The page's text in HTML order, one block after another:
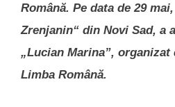
Română. Pe data de 29
Zrenjanin“ din Novi Sad, a
„Lucian Marina”, organizat
Limba Română.